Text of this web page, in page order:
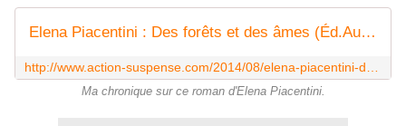
Elena Piacentini : Des forêts et des âmes (Éd.Au-delà du raisonnable, 2014) - Le blog de Claude LE NOCHER
Ma chronique sur ce roman d'Elena Piacentini.